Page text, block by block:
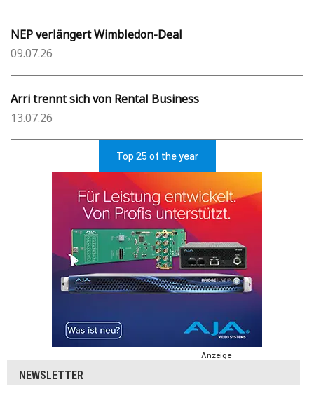
NEP verlängert Wimbledon-Deal
09.07.26
Arri trennt sich von Rental Business
13.07.26
Top 25 of the year
Anzeige
NEWSLETTER